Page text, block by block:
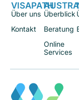
VISAPATH
Über uns
Kontakt
Überblick
Beratung
Online
Services